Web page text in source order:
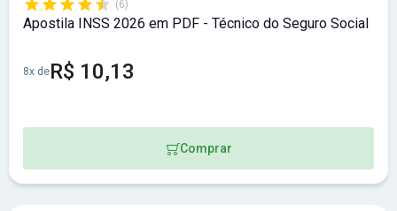
(6)
Apostila INSS 2026 em PDF - Técnico do Seguro Social
8x deR$ 10,13
Comprar